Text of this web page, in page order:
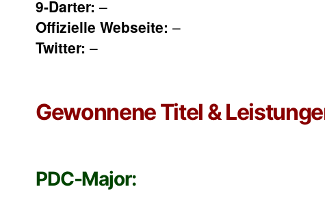
9-Darter: –
Offizielle Webseite: –
Twitter: –
Gewonnene Titel &
PDC-Major: